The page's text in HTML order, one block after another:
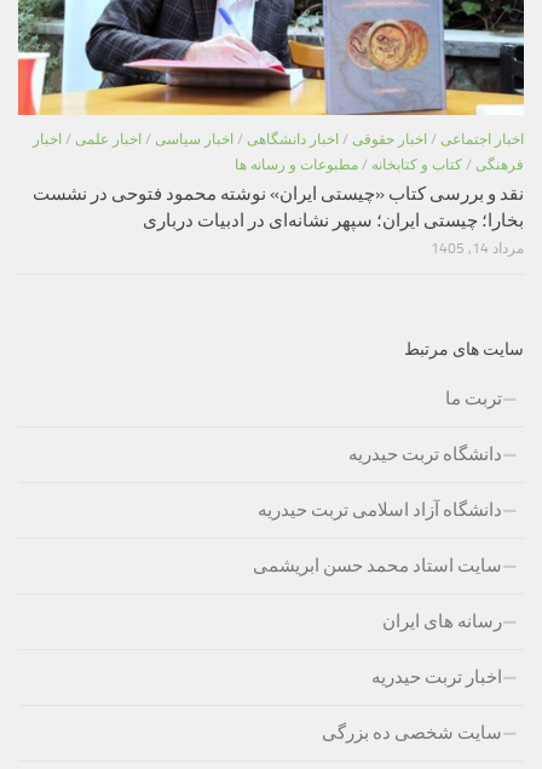
اخبار اجتماعی / اخبار حقوقی / اخبار دانشگاهی / اخبار سیاسی / اخبار علمی / اخبار
فرهنگی / کتاب و کتابخانه / مطبوعات و رسانه ها
نقد و بررسی کتاب «چیستی ایران» نوشته محمود فتوحی در نشست
بخارا؛ چیستی ایران؛ سپهر نشانه‌ای در ادبیات درباری
مرداد 14, 1405
سایت های مرتبط
تربت ما
دانشگاه تربت حیدریه
دانشگاه آزاد اسلامی تربت حیدریه
سایت استاد محمد حسن ابریشمی
رسانه های ایران
اخبار تربت حیدریه
سایت شخصی ده بزرگی